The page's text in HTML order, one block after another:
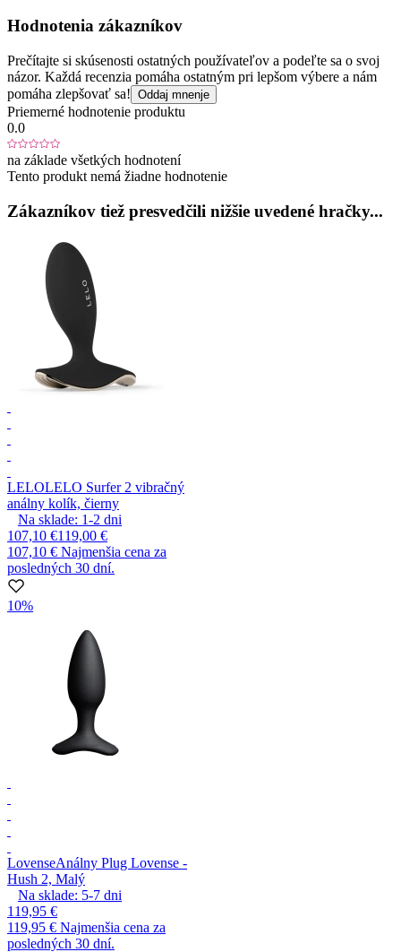
Hodnotenia zákazníkov
Prečítajte si skúsenosti ostatných používateľov a podeľte sa o svoj
názor. Každá recenzia pomáha ostatným pri lepšom výbere a nám
pomáha zlepšovať sa! Oddaj mnenje
Priemerné hodnotenie produktu
0.0
na základe všetkých hodnotení
Tento produkt nemá žiadne hodnotenie
Zákazníkov tiež presvedčili nižšie uvedené hračky...
LELOLELO Surfer 2 vibračný
análny kolík, čierny
Na sklade: 1-2 dni
107,10 €119,00 €
107,10 € Najmenšia cena za
posledných 30 dní.
10%
LovenseAnálny Plug Lovense -
Hush 2, Malý
Na sklade: 5-7 dni
119,95 €
119,95 € Najmenšia cena za
posledných 30 dní.